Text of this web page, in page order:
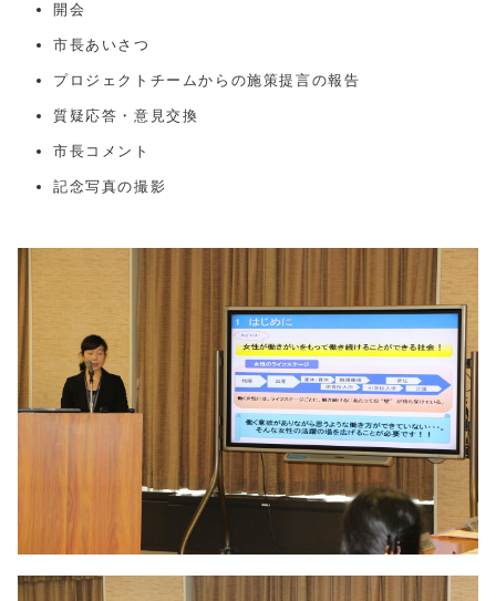
開会
市長あいさつ
プロジェクトチームからの施策提言の報告
質疑応答・意見交換
市長コメント
記念写真の撮影